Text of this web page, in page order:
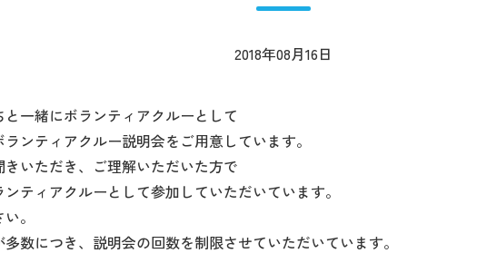
2018年08月16日
一緒にボランティアクルーとして
ンティアクルー説明会をご用意しています。
いただき、ご理解いただいた方で
ティアクルーとして参加していただいています。
。
数につき、説明会の回数を制限させていただいています。